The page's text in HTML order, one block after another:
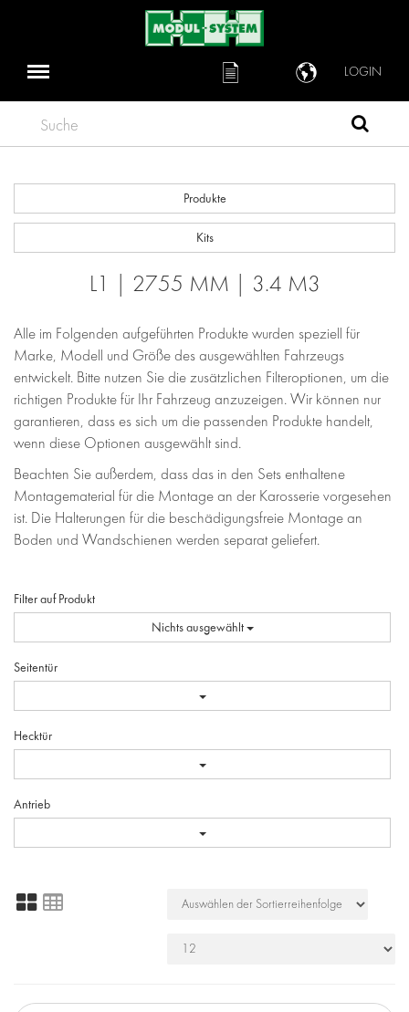
LOGIN
Suche
Produkte
Kits
L1 | 2755 MM | 3.4 M3
Alle im Folgenden aufgeführten Produkte wurden speziell für
Marke, Modell und Größe des ausgewählten Fahrzeugs
entwickelt. Bitte nutzen Sie die zusätzlichen Filteroptionen, um die
richtigen Produkte für Ihr Fahrzeug anzuzeigen. Wir können nur
garantieren, dass es sich um die passenden Produkte handelt,
wenn diese Optionen ausgewählt sind.
Beachten Sie außerdem, dass das in den Sets enthaltene
Montagematerial für die Montage an der Karosserie vorgesehen
ist. Die Halterungen für die beschädigungsfreie Montage an
Boden und Wandschienen werden separat geliefert.
Filter auf Produkt
Nichts ausgewählt
Seitentür
Hecktür
Antrieb